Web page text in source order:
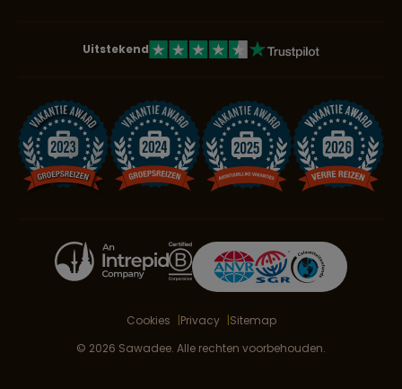
Uitstekend
Cookies Privacy
Sitemap
© 2026 Sawadee. Alle rechten voorbehouden.